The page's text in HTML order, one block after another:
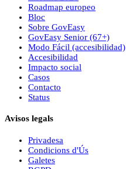
Roadmap europeo
Bloc
Sobre GovEasy
GovEasy Senior (67+)
Modo Fácil (accesibilidad)
Accesibilidad
Impacto social
Casos
Contacto
Status
Avisos legals
Privadesa
Condicions d'Ús
Galetes